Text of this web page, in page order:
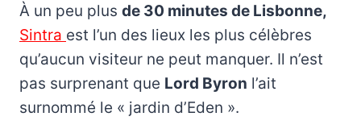
À un peu plus de 30 minutes de Lisbonne,
Sintra est l’un des lieux les plus célèbres
qu’aucun visiteur ne peut manquer. Il n’est
pas surprenant que Lord Byron l’ait
surnommé le « jardin d’Eden ».